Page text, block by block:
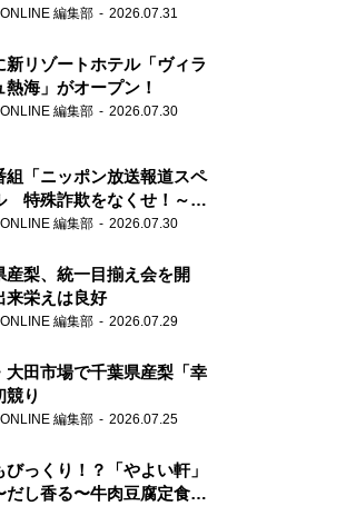
た家庭料理の知恵
編集部 2026.07.31
新リゾートホテル「ヴィラ
熱海」がオープン！
編集部 2026.07.30
組「ニッポン放送報道スペ
特殊詐欺をなくせ！～被
加害者・警視庁が語るトク
編集部 2026.07.30
産梨、統一目揃え会を開
栄えは良好
編集部 2026.07.29
大田市場で千葉県産梨「幸
競り
編集部 2026.07.25
びっくり！？「やよい軒」
だし香る〜牛肉豆腐定食』